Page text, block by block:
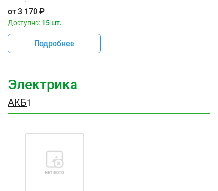
литр) для мотоциклов
от 3 170 ₽
Доступно: 15 шт.
Подробнее
Электрика
АКБ1